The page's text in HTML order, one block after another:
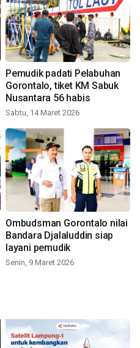
Pemudik padati Pelabuhan
Gorontalo, tiket KM Sabuk
Nusantara 56 habis
Sabtu, 14 Maret 2026
Ombudsman Gorontalo nilai
Bandara Djalaluddin siap
layani pemudik
Senin, 9 Maret 2026